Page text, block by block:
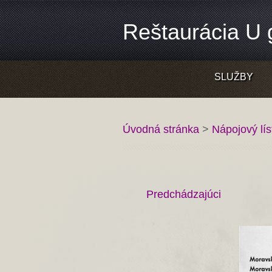
Reštaurácia U
SLUŽBY
Úvodná stránka > Nápojový
Predchádzajúci